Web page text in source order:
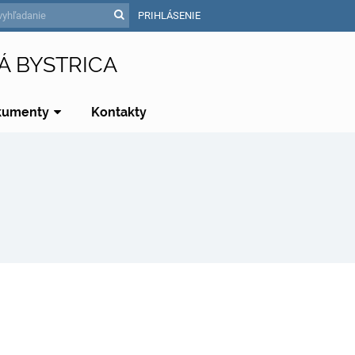
PRIHLÁSENIE
BYSTRICA
Kontakty